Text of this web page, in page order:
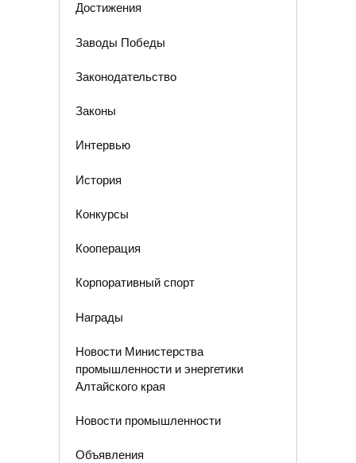
Достижения
Заводы Победы
Законодательство
Законы
Интервью
История
Конкурсы
Кооперация
Корпоративный спорт
Награды
Новости Министерства
промышленности и энергетики
Алтайского края
Новости промышленности
Объявления